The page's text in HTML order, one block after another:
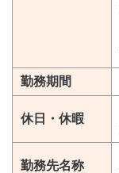
勤務期間
休日・休暇
勤務先名称